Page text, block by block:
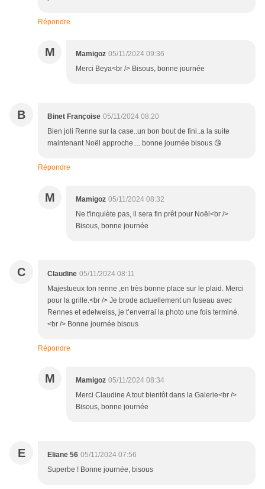
Répondre
M Mamigoz 05/11/2024 09:36
Merci Beya<br /> Bisous, bonne journée
B Binet Françoise 05/11/2024 08:20
Bien joli Renne sur la case..un bon bout de fini..a la suite
maintenant Noël approche.... bonne journée bisous 😘
Répondre
M Mamigoz 05/11/2024 08:32
Ne t'inquiète pas, il sera fin prêt pour Noël<br />
Bisous, bonne journée
C Claudine 05/11/2024 08:11
Majestueux ton renne ,en très bonne place sur le plaid. Merci
pour la grille.<br /> Je brode actuellement un fuseau avec
Rennes et edelweiss, je t’enverrai la photo une fois terminé.
<br /> Bonne journée bisous
Répondre
M Mamigoz 05/11/2024 08:34
Merci Claudine A tout bientôt dans la Galerie<br />
Bisous, bonne journée
E Eliane 56 05/11/2024 07:56
Superbe ! Bonne journée, bisous